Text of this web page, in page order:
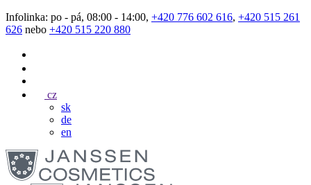
Infolinka: po - pá, 08:00 - 14:00, +420 776 602 616, +420 515 261
626 nebo +420 515 220 880
cz
sk
de
en